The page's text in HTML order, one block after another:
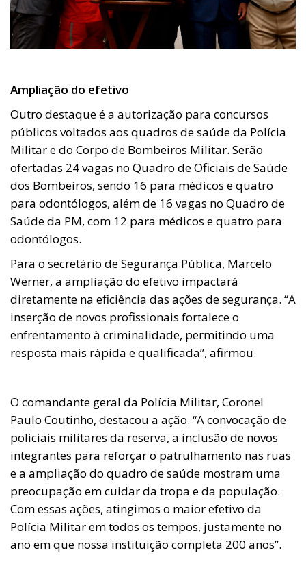
Ampliação do efetivo
Outro destaque é a autorização para concursos
públicos voltados aos quadros de saúde da Polícia
Militar e do Corpo de Bombeiros Militar. Serão
ofertadas 24 vagas no Quadro de Oficiais de Saúde
dos Bombeiros, sendo 16 para médicos e quatro
para odontólogos, além de 16 vagas no Quadro de
Saúde da PM, com 12 para médicos e quatro para
odontólogos.
Para o secretário de Segurança Pública, Marcelo
Werner, a ampliação do efetivo impactará
diretamente na eficiência das ações de segurança. “A
inserção de novos profissionais fortalece o
enfrentamento à criminalidade, permitindo uma
resposta mais rápida e qualificada”, afirmou.
O comandante geral da Polícia Militar, Coronel
Paulo Coutinho, destacou a ação. “A convocação de
policiais militares da reserva, a inclusão de novos
integrantes para reforçar o patrulhamento nas ruas
e a ampliação do quadro de saúde mostram uma
preocupação em cuidar da tropa e da população.
Com essas ações, atingimos o maior efetivo da
Polícia Militar em todos os tempos, justamente no
ano em que nossa instituição completa 200 anos”.